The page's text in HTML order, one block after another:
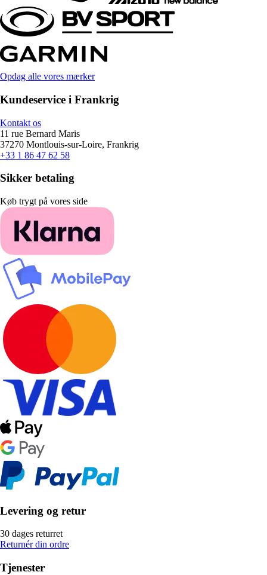
Opdag alle vores mærker
Kundeservice i Frankrig
Kontakt os
11 rue Bernard Maris
37270 Montlouis-sur-Loire, Frankrig
+33 1 86 47 62 58
Sikker betaling
Køb trygt på vores side
Levering og retur
30 dages returret
Returnér din ordre
Tjenester